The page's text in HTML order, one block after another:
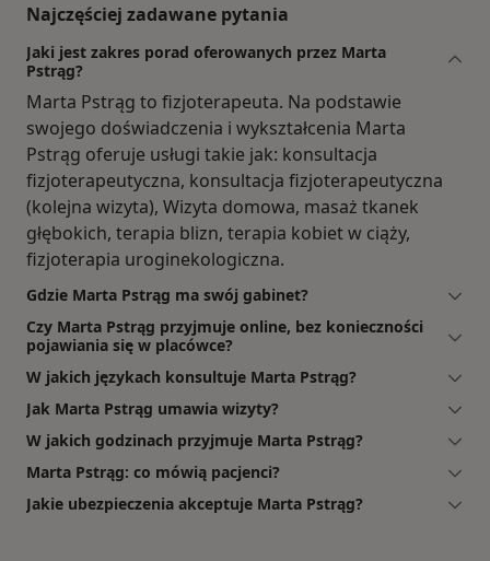
Najczęściej zadawane pytania
Jaki jest zakres porad oferowanych przez Marta
Pstrąg?
Marta Pstrąg to fizjoterapeuta. Na podstawie
swojego doświadczenia i wykształcenia Marta
Pstrąg oferuje usługi takie jak: konsultacja
fizjoterapeutyczna, konsultacja fizjoterapeutyczna
(kolejna wizyta), Wizyta domowa, masaż tkanek
głębokich, terapia blizn, terapia kobiet w ciąży,
fizjoterapia uroginekologiczna.
Gdzie Marta Pstrąg ma swój gabinet?
Czy Marta Pstrąg przyjmuje online, bez konieczności
pojawiania się w placówce?
W jakich językach konsultuje Marta Pstrąg?
Jak Marta Pstrąg umawia wizyty?
W jakich godzinach przyjmuje Marta Pstrąg?
Marta Pstrąg: co mówią pacjenci?
Jakie ubezpieczenia akceptuje Marta Pstrąg?